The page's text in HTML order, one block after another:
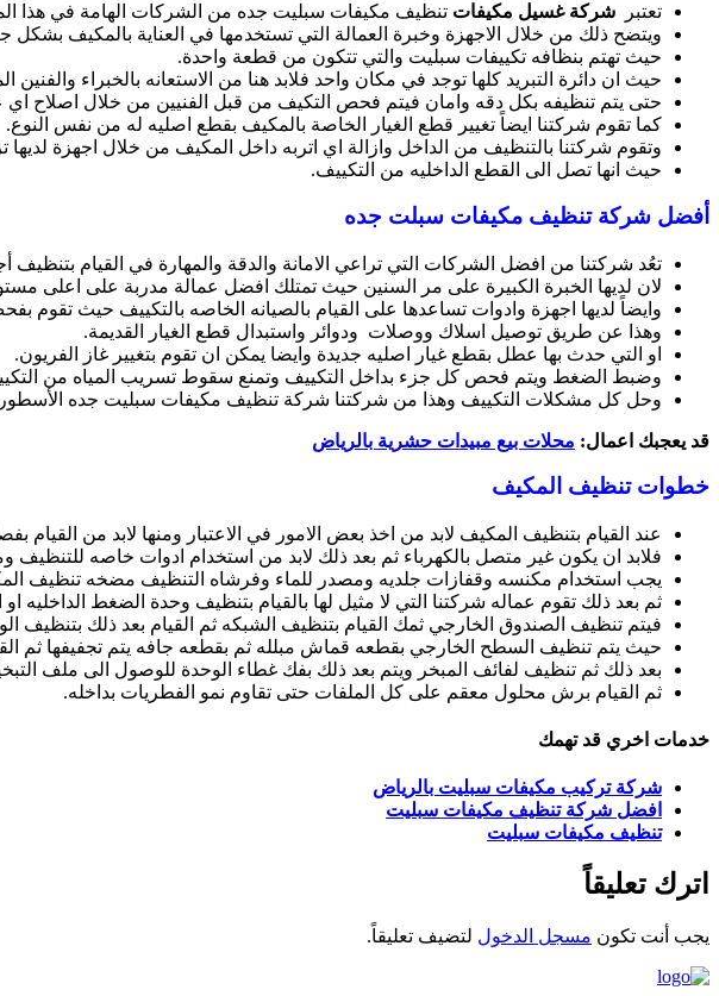
تعتبر شركة غسيل مكيفات تنظيف مكيفات سبليت جده من الشركات الهامة في هذا
ويتضح ذلك من خلال الاجهزة وخبرة العمالة التي تستخدمها في العناية بالمكيف بشكل
حيث تهتم بنظافه تكييفات سبليت والتي تتكون من قطعة واحدة.
حيث ان دائرة التبريد كلها توجد في مكان واحد فلابد هنا من الاستعانه بالخبراء
حتى يتم تنظيفه بكل دقه وامان فيتم فحص التكيف من قبل الفنيين من خلال اصلاح
كما تقوم شركتنا ايضاً تغيير قطع الغيار الخاصة بالمكيف بقطع اصليه له من نفس النوع.
وتقوم شركتنا بالتنظيف من الداخل وازالة اي اتربه داخل المكيف من خلال اجهزة لديها
حيث انها تصل الى القطع الداخليه من التكييف.
أفضل شركة تنظيف مكيفات سبلت جده
تعُد شركتنا من افضل الشركات التي تراعي الامانة والدقة والمهارة في القيام بتنظيف
لان لديها الخبرة الكبيرة على مر السنين حيث تمتلك افضل عمالة مدربة على اعلى
وايضاً لديها اجهزة وادوات تساعدها على القيام بالصيانه الخاصه بالتكييف حيث
وهذا عن طريق توصيل اسلاك ووصلات ودوائر واستبدال قطع الغيار القديمة.
او التي حدث بها عطل بقطع غيار اصليه جديدة وايضا يمكن ان تقوم بتغيير غاز الفريون.
وضبط الضغط ويتم فحص كل جزء بداخل التكييف وتمنع سقوط تسريب المياه من
وحل كل مشكلات التكييف وهذا من شركتنا شركة تنظيف مكيفات سبليت جده
قد يعجبك اعمال: محلات بيع مبيدات حشرية بالرياض
خطوات تنظيف المكيف
عند القيام بتنظيف المكيف لابد من اخذ بعض الامور في الاعتبار ومنها لابد من القيام
فلابد ان يكون غير متصل بالكهرباء ثم بعد ذلك لابد من استخدام ادوات خاصه
يجب استخدام مكنسه وقفازات جلديه ومصدر للماء وفرشاه التنظيف مضخه تنظيف
ثم بعد ذلك تقوم عماله شركتنا التي لا مثيل لها بالقيام بتنظيف وحدة الضغط الداخليه
فيتم تنظيف الصندوق الخارجي ثمك القيام بتنظيف الشبكه ثم القيام بعد ذلك بتنظيف
حيث يتم تنظيف السطح الخارجي بقطعه قماش مبلله ثم بقطعه جافه يتم تجفيفها ثم
بعد ذلك ثم تنظيف لفائف المبخر ويتم بعد ذلك بفك غطاء الوحدة للوصول الى ملف
ثم القيام برش محلول معقم على كل الملفات حتى تقاوم نمو الفطريات بداخله.
خدمات اخري قد تهمك
شركة تركيب مكيفات سبليت بالرياض
افضل شركة تنظيف مكيفات سبليت
تنظيف مكيفات سبليت
اترك تعليقاً
يجب أنت تكون مسجل الدخول لتضيف تعليقاً.